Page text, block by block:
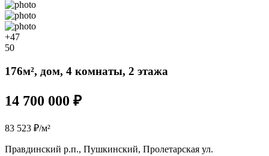
+47
50
176м², дом, 4 комнаты, 2 этажа
14 700 000 ₽
83 523 ₽/м²
Правдинский р.п., Пушкинский, Пролетарская ул.